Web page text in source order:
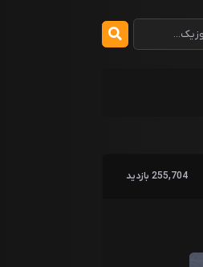
255,704 بازدید